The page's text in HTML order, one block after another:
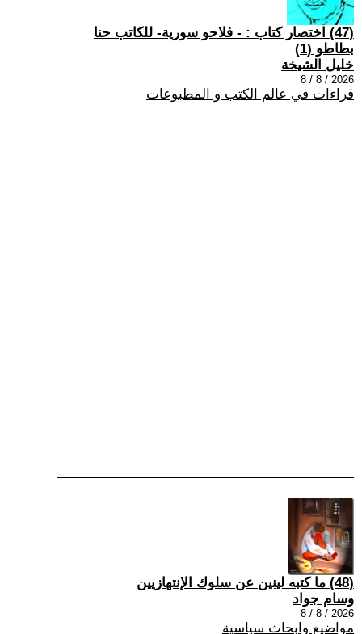
(47) اختصار كتاب : - فلاحو سورية- للكاتب حنا
بطاطو (1)
خليل الشيخة
2026 / 8 / 8
قراءات في عالم الكتب و المطبوعات
(48) ما كتبه لينين عن سلوك الإنتهازيين
وسام جواد
2026 / 8 / 8
مواضيع وابحاث سياسية